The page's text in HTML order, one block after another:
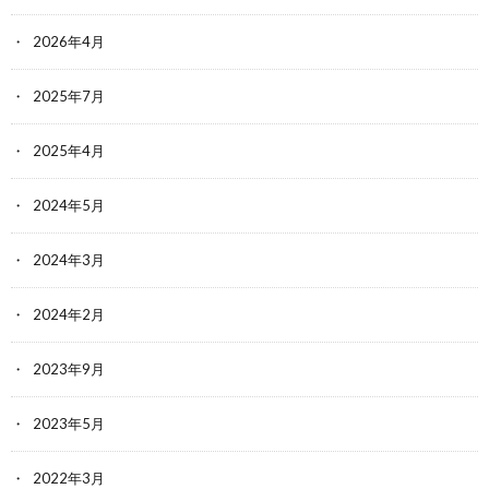
2026年4月
2025年7月
2025年4月
2024年5月
2024年3月
2024年2月
2023年9月
2023年5月
2022年3月